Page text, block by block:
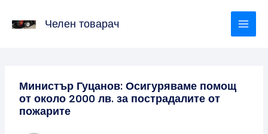
Челен товарач
Министър Гуцанов: Осигуряваме помощ
от около 2000 лв. за пострадалите от
пожарите